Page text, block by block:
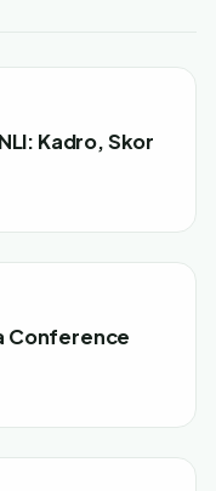
Kadro, Skor
Conference